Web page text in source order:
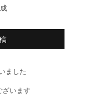
ました
ざいます